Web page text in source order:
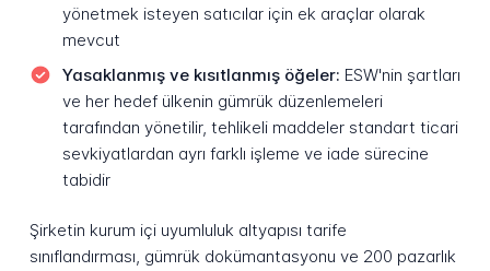
yönetmek isteyen satıcılar için ek araçlar olarak
mevcut
Yasaklanmış ve kısıtlanmış öğeler: ESW'nin şartları
ve her hedef ülkenin gümrük düzenlemeleri
tarafından yönetilir, tehlikeli maddeler standart ticari
sevkiyatlardan ayrı farklı işleme ve iade sürecine
tabidir
Şirketin kurum içi uyumluluk altyapısı tarife
sınıflandırması, gümrük dokümantasyonu ve 200 pazarlık